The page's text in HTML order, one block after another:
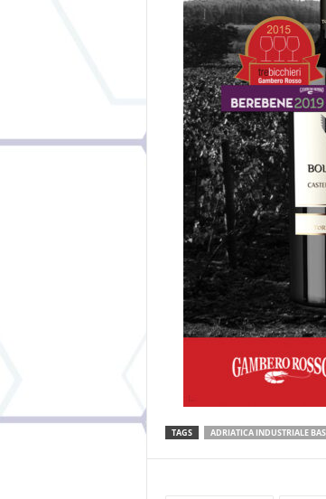
TAGS ADRIATICA INDUSTRIALE